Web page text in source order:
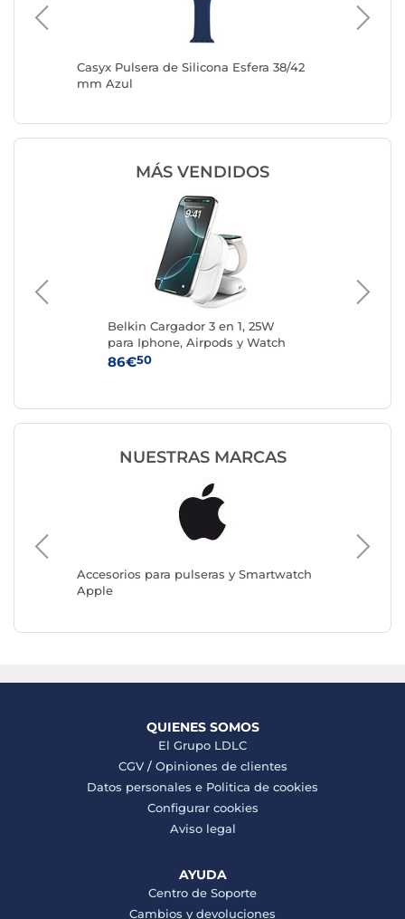
Casyx Pulsera de Silicona Esfera 38/42
mm Azul
MÁS VENDIDOS
Belkin Cargador 3 en 1, 25W
para Iphone, Airpods y Watch
QI2.2 (Blanco)
86€50
NUESTRAS MARCAS
Accesorios para pulseras y Smartwatch
Apple
CASYX
QUIENES SOMOS
El Grupo LDLC
CGV/ Opiniones de clientes
Datos personales e Politica de cookies
Configurar cookies
Aviso legal
AYUDA
Centro de Soporte
Cambios y devoluciones